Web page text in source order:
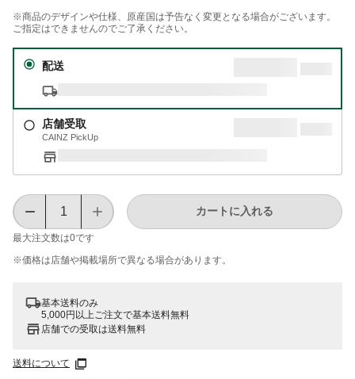
※商品のデザインや仕様、原産国は予告なく変更となる場合がございます。
ご指定はできませんのでご了承ください。
配送
店舗受取
CAINZ PickUp
最大注文数は0です
カートに入れる
※価格は​店舗や​掲載場所で​異なる​場合が​あります。
基本送料のみ
5,000円以上ご注文で基本送料無料
店舗での受取は送料無料
送料について